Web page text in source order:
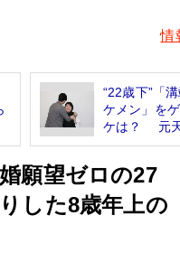
情
“22歳下”「
ケメン」を
ケは？ 元天
願望ゼロの27
した8歳年上の